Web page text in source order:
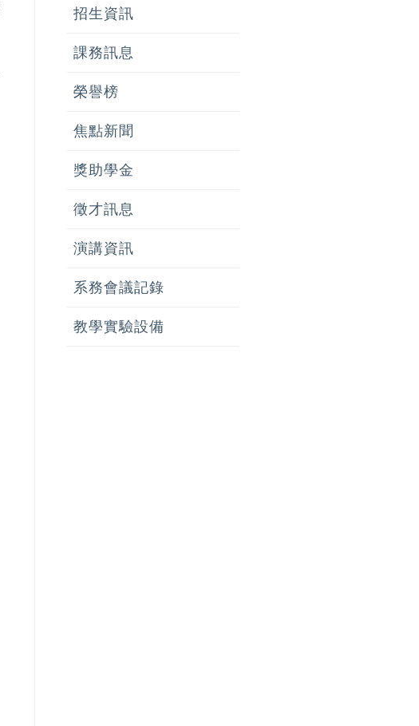
招生資訊
課務訊息
榮譽榜
焦點新聞
獎助學金
徵才訊息
演講資訊
系務會議記錄
教學實驗設備